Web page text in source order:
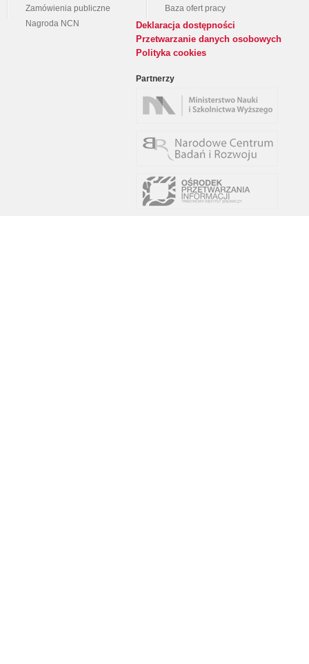
Zamówienia publiczne
Nagroda NCN
Baza ofert pracy
Deklaracja dostępności
Przetwarzanie danych osobowych
Polityka cookies
Partnerzy